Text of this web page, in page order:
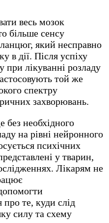
весь мозок
більше сенсу
який несправно
в дії. Після успіху
при лікуванні розладу
той же
спектру
захворювань.
без необхідного
на рівні нейронного
психічних
у тварин,
Лікарям не
те, куди слід
силу та схему